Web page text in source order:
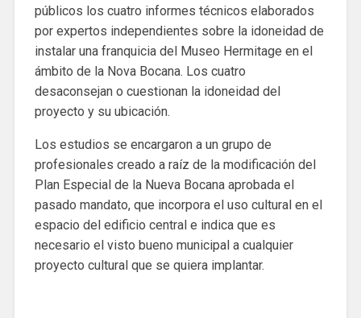
públicos los cuatro informes técnicos elaborados
por expertos independientes sobre la idoneidad de
instalar una franquicia del Museo Hermitage en el
ámbito de la Nova Bocana. Los cuatro
desaconsejan o cuestionan la idoneidad del
proyecto y su ubicación.
Los estudios se encargaron a un grupo de
profesionales creado a raíz de la modificación del
Plan Especial de la Nueva Bocana aprobada el
pasado mandato, que incorpora el uso cultural en el
espacio del edificio central e indica que es
necesario el visto bueno municipal a cualquier
proyecto cultural que se quiera implantar.